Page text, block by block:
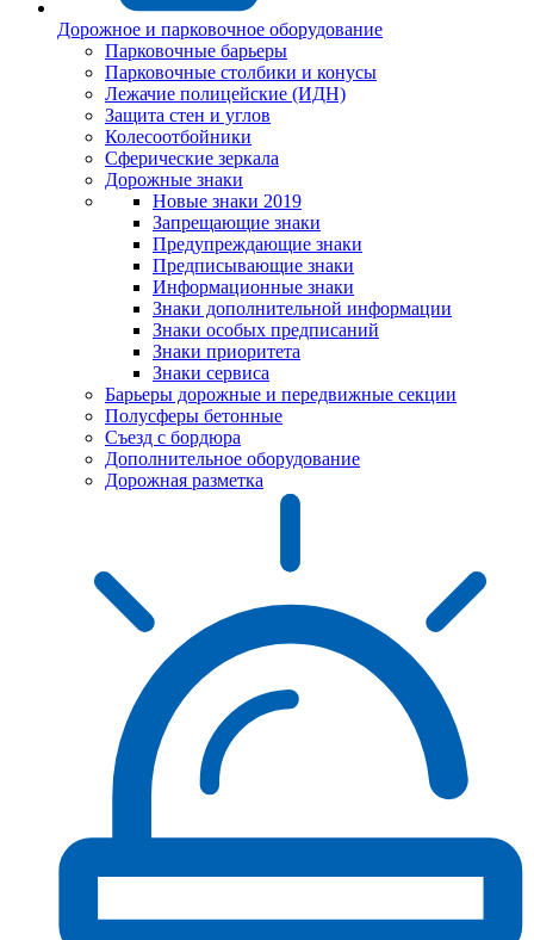
Дорожное и парковочное оборудование
Парковочные барьеры
Парковочные столбики и конусы
Лежачие полицейские (ИДН)
Защита стен и углов
Колесоотбойники
Сферические зеркала
Дорожные знаки
Новые знаки 2019
Запрещающие знаки
Предупреждающие знаки
Предписывающие знаки
Информационные знаки
Знаки дополнительной информации
Знаки особых предписаний
Знаки приоритета
Знаки сервиса
Барьеры дорожные и передвижные секции
Полусферы бетонные
Съезд с бордюра
Дополнительное оборудование
Дорожная разметка